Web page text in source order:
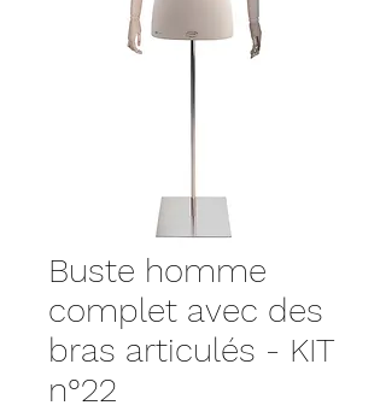
Buste homme
complet avec des
bras articulés - KIT
n°22